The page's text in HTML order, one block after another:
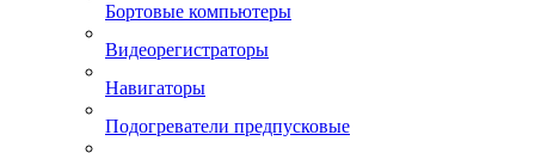
Бортовые компьютеры
Видеорегистраторы
Навигаторы
Подогреватели предпусковые